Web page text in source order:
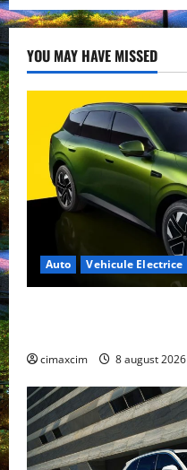
șapte
locuri
energie
plug-
in
YOU MAY HAVE MISSED
Auto Vehicule Electrice
cimaxcim 8 august 2026